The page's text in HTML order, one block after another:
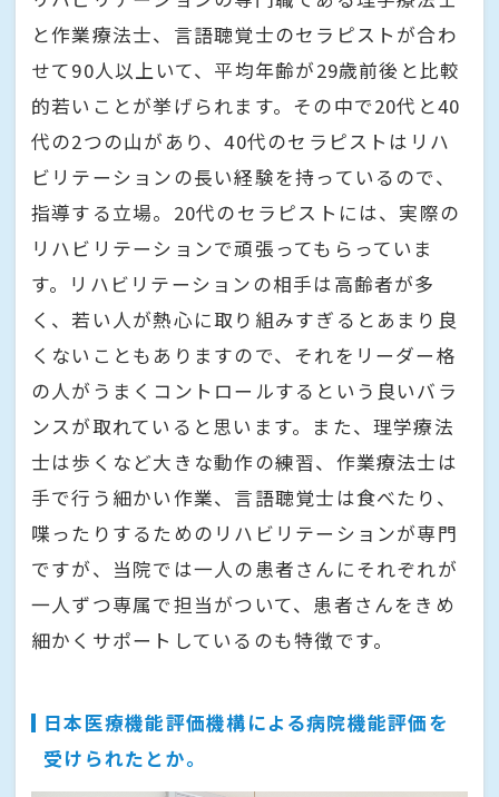
と作業療法士、言語聴覚士のセラピストが合わ
せて90人以上いて、平均年齢が29歳前後と比較
的若いことが挙げられます。その中で20代と40
代の2つの山があり、40代のセラピストはリハ
ビリテーションの長い経験を持っているので、
指導する立場。20代のセラピストには、実際の
リハビリテーションで頑張ってもらっていま
す。リハビリテーションの相手は高齢者が多
く、若い人が熱心に取り組みすぎるとあまり良
くないこともありますので、それをリーダー格
の人がうまくコントロールするという良いバラ
ンスが取れていると思います。また、理学療法
士は歩くなど大きな動作の練習、作業療法士は
手で行う細かい作業、言語聴覚士は食べたり、
喋ったりするためのリハビリテーションが専門
ですが、当院では一人の患者さんにそれぞれが
一人ずつ専属で担当がついて、患者さんをきめ
細かくサポートしているのも特徴です。
日本医療機能評価機構による病院機能評価を
受けられたとか。